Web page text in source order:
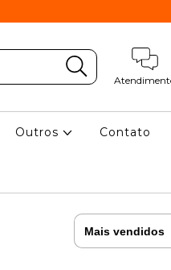
Outros Contato